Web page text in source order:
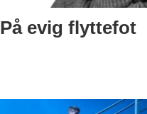
På evig flyttefot